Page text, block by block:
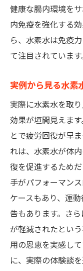
健康な腸内環境を
内免疫を強化する
ら、水素水は免疫
て注目されています
実例から見る水素
実際に水素水を取
効果が垣間見えま
とで疲労回復が早
れは、水素水が体
復を促進するため
手がパフォーマン
ケースもあり、運
告もあります。さ
が軽減されたとい
用の恩恵を実感し
に、実際の体験談